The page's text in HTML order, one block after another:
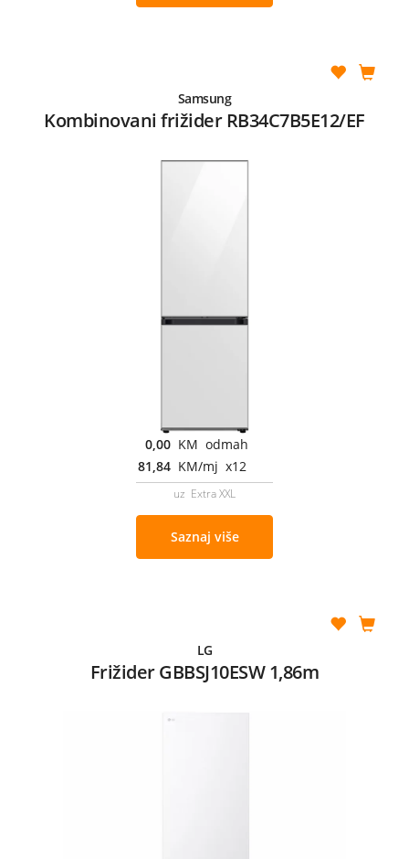
Samsung
Kombinovani frižider RB34C7B5E12/EF
0,00 KM odmah
81,84 KM/mj x12
uz Extra XXL
Saznaj više
LG
Frižider GBBSJ10ESW 1,86m